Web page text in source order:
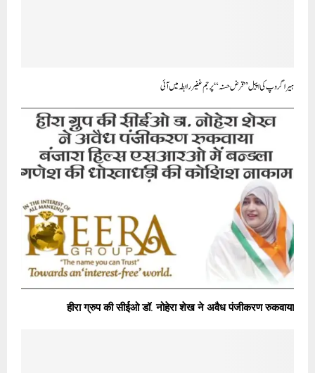
ہیرا گروپ کی اپیل ”قرض حسنہ “پر جم غفیر رابطہ میں آئی
हीरा ग्रुप की सीईओ डॉ. नोहेरा शेख ने अवैध पंजीकरण रुकवाया